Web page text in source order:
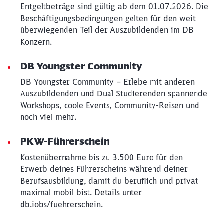
Entgeltbeträge sind gültig ab dem 01.07.2026. Die
Beschäftigungsbedingungen gelten für den weit
überwiegenden Teil der Auszubildenden im DB
Konzern.
DB Youngster Community
DB Youngster Community – Erlebe mit anderen
Auszubildenden und Dual Studierenden spannende
Workshops, coole Events, Community-Reisen und
noch viel mehr.
PKW-Führerschein
Kostenübernahme bis zu 3.500 Euro für den
Erwerb deines Führerscheins während deiner
Berufsausbildung, damit du beruflich und privat
maximal mobil bist. Details unter
db.jobs/fuehrerschein.